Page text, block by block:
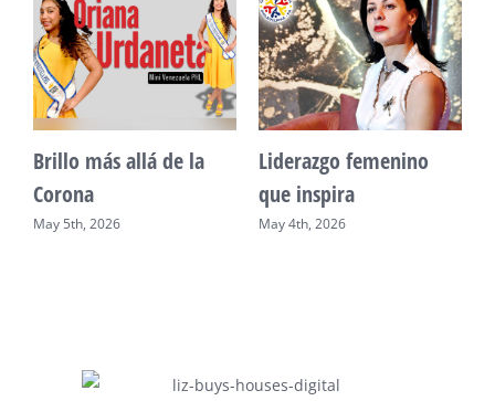
Unidad, cultura y
desarrollo comunitario
May 2nd, 2026
Sueño venezolano en
Philadelphia
May 7th, 2026